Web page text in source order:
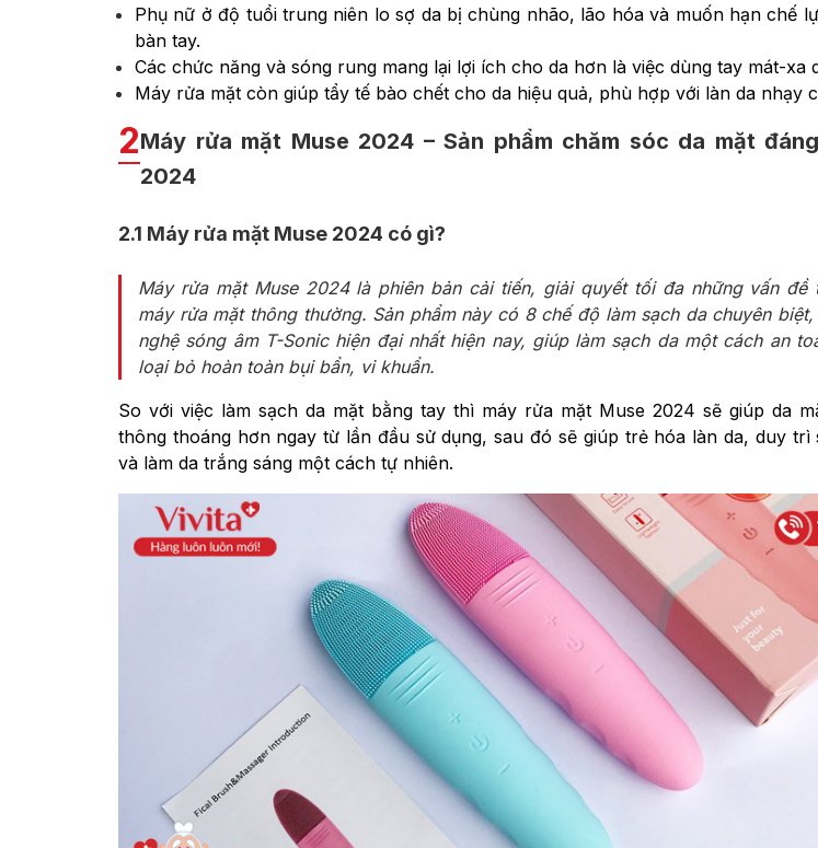
Phụ nữ ở độ tuổi trung niên lo sợ da bị chùng nhão, lão hóa và muốn hạn chế
bàn tay.
Các chức năng và sóng rung mang lại lợi ích cho da hơn là việc dùng tay mát-xa
Máy rửa mặt còn giúp tẩy tế bào chết cho da hiệu quả, phù hợp với làn da nhạy
2Máy rửa mặt Muse 2024 – Sản phẩm chăm sóc da mặt
2024
2.1 Máy rửa mặt Muse 2024 có gì?
Máy rửa mặt Muse 2024 là phiên bản cải tiến, giải quyết tối đa những vấn đề
máy rửa mặt thông thường. Sản phẩm này có 8 chế độ làm sạch da chuyên
nghệ sóng âm T-Sonic hiện đại nhất hiện nay, giúp làm sạch da một cách an
loại bỏ hoàn toàn bụi bẩn, vi khuẩn.
So với việc làm sạch da mặt bằng tay thì máy rửa mặt Muse 2024 sẽ giúp da
thông thoáng hơn ngay từ lần đầu sử dụng, sau đó sẽ giúp trẻ hóa làn da, duy trì
và làm da trắng sáng một cách tự nhiên.